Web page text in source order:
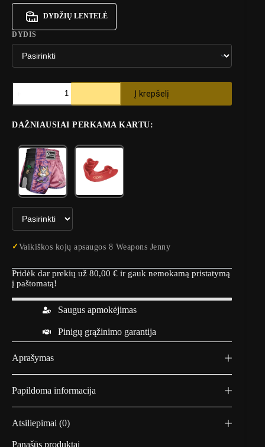
DYDŽIŲ LENTELĖ
DYDIS
produkto
Vaikiškos
apsaugos
Weapons
Jenny
Į krepšelį
DAŽNIAUSIAI PERKAMA KARTU:
V
a
i
k
i
š
k
i
a
T
h
a
i
Š
r
i
e
p
o
n
V
k
š
n
ų
a
s
a
g
a
o
Vaikiškos kojų apsaugos 8 Weapons Jenny
Pridėk dar prekių už 80,00 € ir gauk nemokamą pristatymą
į paštomatą!
Saugus apmokėjimas
Pinigų grąžinimo garantija
Aprašymas
Papildoma informacija
Atsiliepimai (0)
Panašūs produktai